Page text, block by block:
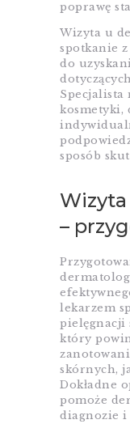
poprawę
Wizyta u
spotkanie
do
Specjalista
kosmetyki,
sposób
–
lekarzem
pielęgnacji
który
skórnych,
Dokładne
pomoże
diagnozie